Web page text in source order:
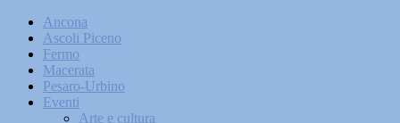
Ancona
Ascoli Piceno
Fermo
Macerata
Pesaro-Urbino
Eventi
Arte e cultura